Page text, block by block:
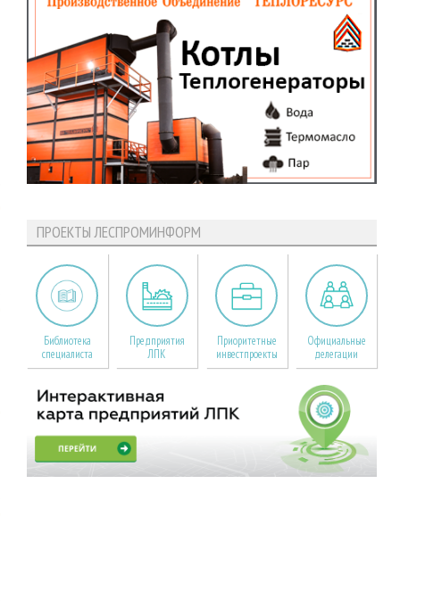
ПРОЕКТЫ ЛЕСПРОМИНФОРМ
Библиотека
специалиста
Предприятия
ЛПК
Приоритетные
инвестпроекты
Официальные
делегации